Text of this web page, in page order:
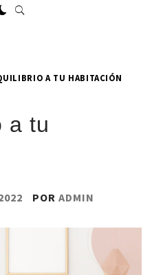
A TU HABITACIÓN
a tu
POR ADMIN